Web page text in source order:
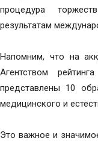
процедура
результатам
Напомним, что на
Агентством
представлены 10
медицинского и
Это важное и